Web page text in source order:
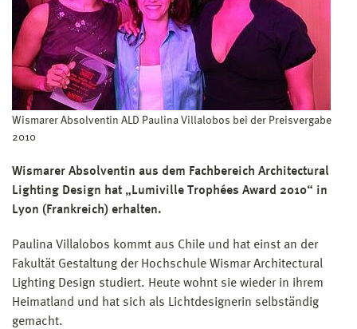
Wismarer Absolventin ALD Paulina Villalobos bei der Preisvergabe
2010
Wismarer Absolventin aus dem Fachbereich Architectural
Lighting Design hat „Lumiville Trophées Award 2010“ in
Lyon (Frankreich) erhalten.
Paulina Villalobos kommt aus Chile und hat einst an der
Fakultät Gestaltung der Hochschule Wismar Architectural
Lighting Design studiert. Heute wohnt sie wieder in ihrem
Heimatland und hat sich als Lichtdesignerin selbständig
gemacht.